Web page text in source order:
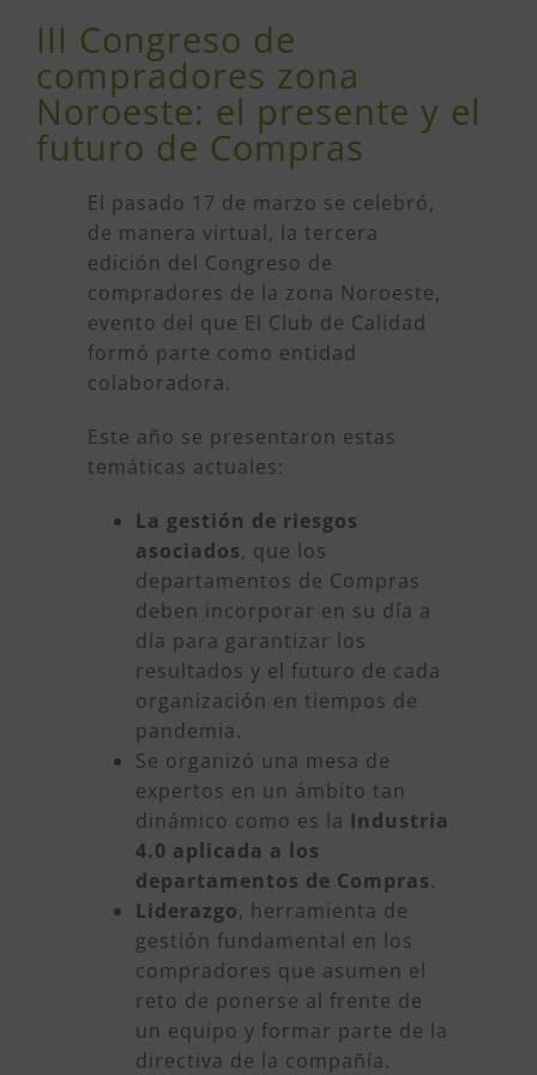
III Congreso de
compradores zona
Noroeste: el presente y el
futuro de Compras
El pasado 17 de marzo se celebró,
de manera virtual, la tercera
edición del Congreso de
compradores de la zona Noroeste,
evento del que El Club de Calidad
formó parte como entidad
colaboradora.
Este año se presentaron estas
temáticas actuales:
La gestión de riesgos
asociados, que los
departamentos de Compras
deben incorporar en su día a
día para garantizar los
resultados y el futuro de cada
organización en tiempos de
pandemia.
Se organizó una mesa de
expertos en un ámbito tan
dinámico como es la Industria
4.0 aplicada a los
departamentos de Compras.
Liderazgo, herramienta de
gestión fundamental en los
compradores que asumen el
reto de ponerse al frente de
un equipo y formar parte de la
directiva de la compañía.